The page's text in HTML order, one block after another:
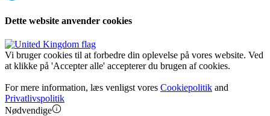
Dette website anvender cookies
Vi bruger cookies til at forbedre din oplevelse på vores website. Ved
at klikke på 'Accepter alle' accepterer du brugen af cookies.
For mere information, læs venligst vores Cookiepolitik and
Privatlivspolitik
Nødvendige